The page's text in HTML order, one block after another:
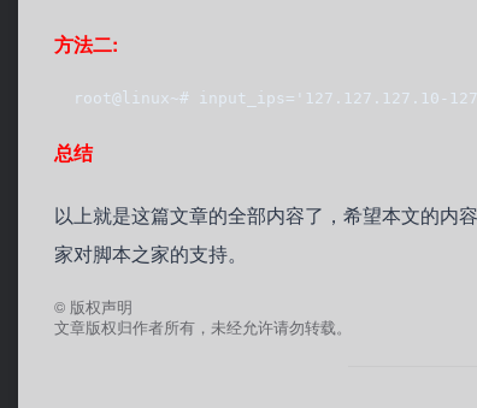
方法二:
root@linux~# input_ips='127.127.127.10-
总结
以上就是这篇文章的全部内容了，希望本文的内
家对脚本之家的支持。
© 版权声明
文章版权归作者所有，未经允许请勿转载。